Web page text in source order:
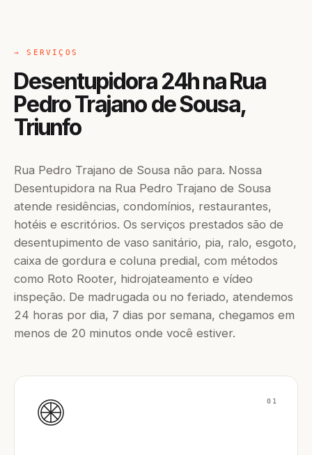
→ SERVIÇOS
Desentupidora 24h na Rua
Pedro Trajano de Sousa,
Triunfo
Rua Pedro Trajano de Sousa não para. Nossa
Desentupidora na Rua Pedro Trajano de Sousa
atende residências, condomínios, restaurantes,
hotéis e escritórios. Os serviços prestados são de
desentupimento de vaso sanitário, pia, ralo, esgoto,
caixa de gordura e coluna predial, com métodos
como Roto Rooter, hidrojateamento e vídeo
inspeção. De madrugada ou no feriado, atendemos
24 horas por dia, 7 dias por semana, chegamos em
menos de 20 minutos onde você estiver.
01